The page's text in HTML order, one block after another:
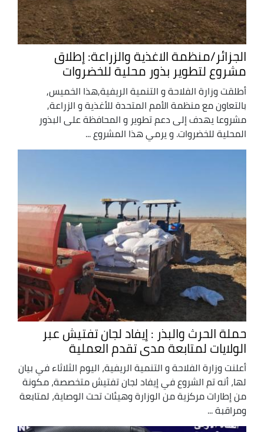
الجزائر/منظمة الاغذية والزراعة: إطلاق
مشروع لتطوير بذور محلية للخضروات
أطلقت وزارة الفلاحة و التنمية الريفية,هذا الخميس,
بالتعاون مع منظمة الأمم المتحدة للأغذية و الزراعة,
مشروعا يهدف إلى دعم تطوير و المحافظة على البذور
المحلية للخضروات. و يرمي هذا المشروع ...
حملة الحرث والبذر : إيفاد لجان تفتيش عبر
الولايات لمتابعة مدى تقدم العملية
أعلنت وزارة الفلاحة و التنمية الريفية، اليوم الثلاثاء في بيان
لها، أنه تم الشروع في إيفاد لجان تفتيش متخصصة، مكونة
من إطارات مركزية من الوزارة وهيئات تحت الوصاية، لمتابعة
ومراقبة ...